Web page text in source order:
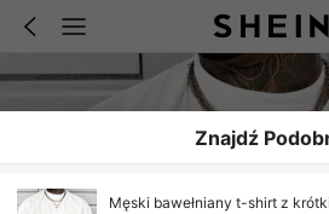
Znajdź
Męski bawełniany t-shirt z